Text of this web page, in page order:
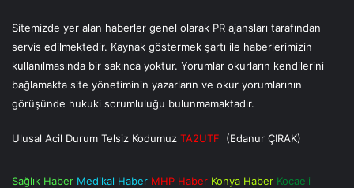
Sitemizde yer alan haberler genel olarak PR ajansları tarafından
servis edilmektedir. Kaynak göstermek şartı ile haberlerimizin
kullanılmasında bir sakınca yoktur. Yorumlar okurların kendilerini
bağlamakta site yönetiminin yazarların ve okur yorumlarının
görüşünde hukuki sorumluluğu bulunmamaktadır.
Ulusal Acil Durum Telsiz Kodumuz TA2UTF (Edanur ÇIRAK)
Sağlık Haber Medikal Haber MHP Haber Konya Haber Kocaeli